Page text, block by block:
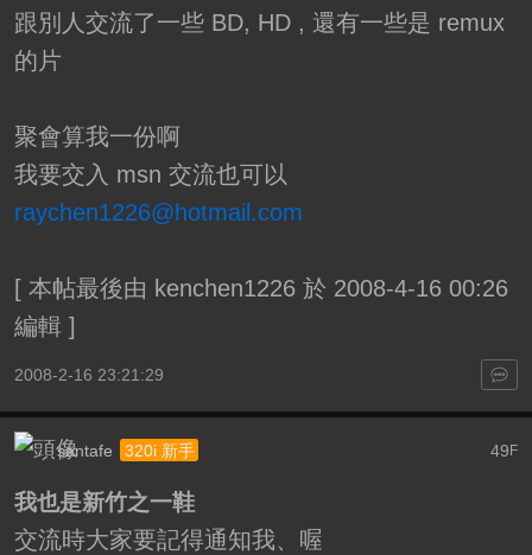
跟別人交流了一些 BD, HD , 還有一些是 remux
的片
聚會算我一份啊
我要交入 msn 交流也可以
raychen1226@hotmail.com
[本帖最後由 kenchen1226 於 2008-4-16 00:26
編輯 ]
2008-2-16 23:21:29
49F
santafe 320i 新手
我也是新竹之一鞋
交流時大家要記得通知我、喔